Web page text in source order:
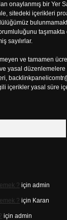
onaylanmış bir Yer
sitedeki içerikleri
sayılırlar.
ve tamamen
yasal düzenlemelere
içerikler yasal süre
? için admin
? için Karan
için admin